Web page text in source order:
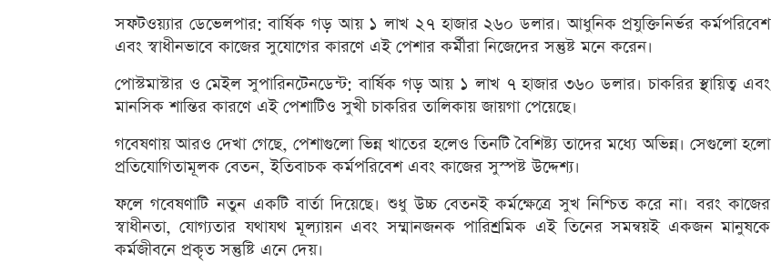
সফটওয়্যার ডেভেলপার: বার্ষিক গড় আয় ১ লাখ ২৭ হাজার ২৬০ ডলার। আধুনিক প্রযুক্তিনির্ভর কর্মপরিবেশ
এবং স্বাধীনভাবে কাজের সুযোগের কারণে এই পেশার কর্মীরা নিজেদের সন্তুষ্ট মনে করেন।
পোস্টমাস্টার ও মেইল সুপারিনটেনডেন্ট: বার্ষিক গড় আয় ১ লাখ ৭ হাজার ৩৬০ ডলার। চাকরির স্থায়িত্ব এবং
মানসিক শান্তির কারণে এই পেশাটিও সুখী চাকরির তালিকায় জায়গা পেয়েছে।
গবেষণায় আরও দেখা গেছে, পেশাগুলো ভিন্ন খাতের হলেও তিনটি বৈশিষ্ট্য তাদের মধ্যে অভিন্ন। সেগুলো হলো
প্রতিযোগিতামূলক বেতন, ইতিবাচক কর্মপরিবেশ এবং কাজের সুস্পষ্ট উদ্দেশ্য।
ফলে গবেষণাটি নতুন একটি বার্তা দিয়েছে। শুধু উচ্চ বেতনই কর্মক্ষেত্রে সুখ নিশ্চিত করে না। বরং কাজের
স্বাধীনতা, যোগ্যতার যথাযথ মূল্যায়ন এবং সম্মানজনক পারিশ্রমিক এই তিনের সমন্বয়ই একজন মানুষকে
কর্মজীবনে প্রকৃত সন্তুষ্টি এনে দেয়।